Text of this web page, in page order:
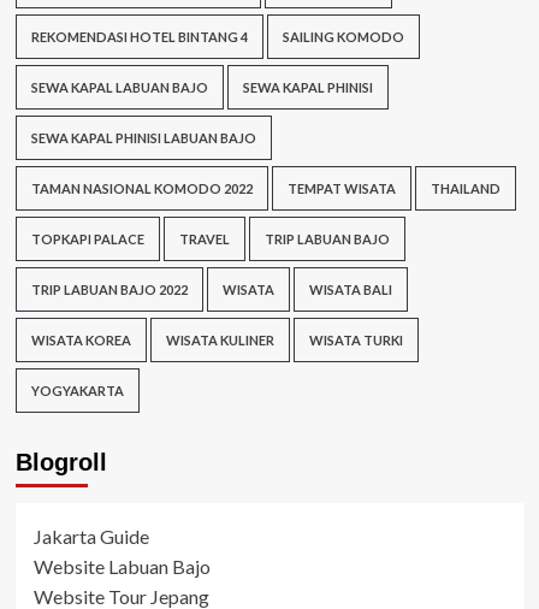
REKOMENDASI HOTEL BINTANG 4 SAILING KOMODO
SEWA KAPAL LABUAN BAJO SEWA KAPAL PHINISI
SEWA KAPAL PHINISI LABUAN BAJO
TAMAN NASIONAL KOMODO 2022 TEMPAT WISATA THAILAND
TOPKAPI PALACE TRAVEL TRIP LABUAN BAJO
TRIP LABUAN BAJO 2022 WISATA WISATA BALI
WISATA KOREA WISATA KULINER WISATA TURKI
YOGYAKARTA
Blogroll
Jakarta Guide
Website Labuan Bajo
Website Tour Jepang